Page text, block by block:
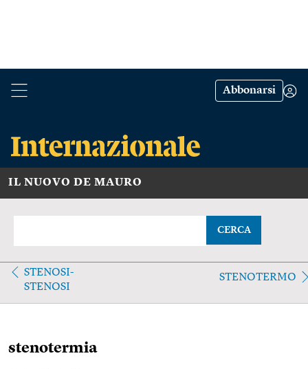
Abbonarsi
IL NUOVO DE MAURO
CERCA
STENOSI-
STENOSI
STENOTERMO
stenotermia